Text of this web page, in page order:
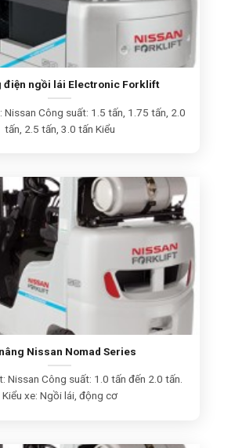
điện ngồi lái Electronic Forklift
Nissan Công suất: 1.5 tấn, 1.75 tấn, 2.0
tấn, 2.5 tấn, 3.0 tấn Kiểu
Nissan Nomad Series
Nissan Công suất: 1.0 tấn đến 2.0 tấn.
Kiểu xe: Ngồi lái, động cơ